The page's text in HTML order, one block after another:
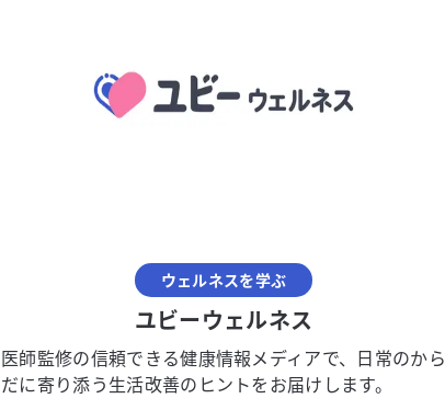
ウェルネスを学ぶ
ユビーウェルネス
医師監修の信頼できる健康情報メディアで、日常のから
だに寄り添う生活改善のヒントをお届けします。